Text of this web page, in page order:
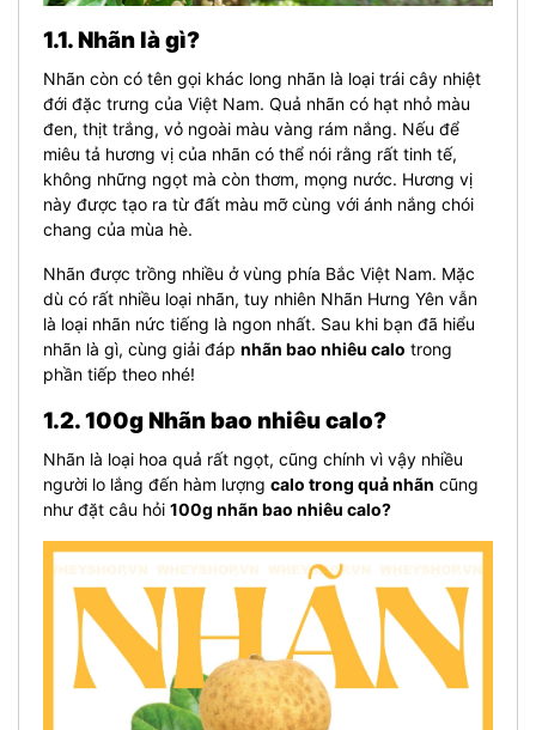
1.1. Nhãn là gì?
Nhãn còn có tên gọi khác long nhãn là loại trái cây nhiệt
đới đặc trưng của Việt Nam. Quả nhãn có hạt nhỏ màu
đen, thịt trắng, vỏ ngoài màu vàng rám nắng. Nếu để
miêu tả hương vị của nhãn có thể nói rằng rất tinh tế,
không những ngọt mà còn thơm, mọng nước. Hương vị
này được tạo ra từ đất màu mỡ cùng với ánh nắng chói
chang của mùa hè.
Nhãn được trồng nhiều ở vùng phía Bắc Việt Nam. Mặc
dù có rất nhiều loại nhãn, tuy nhiên Nhãn Hưng Yên vẫn
là loại nhãn nức tiếng là ngon nhất. Sau khi bạn đã hiểu
nhãn là gì, cùng giải đáp nhãn bao nhiêu calo trong
phần tiếp theo nhé!
1.2. 100g Nhãn bao nhiêu calo?
Nhãn là loại hoa quả rất ngọt, cũng chính vì vậy nhiều
người lo lắng đến hàm lượng calo trong quả nhãn cũng
như đặt câu hỏi 100g nhãn bao nhiêu calo?